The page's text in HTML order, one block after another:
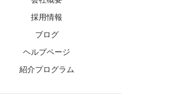
採用情報
ブログ
ヘルプページ
紹介プログラム